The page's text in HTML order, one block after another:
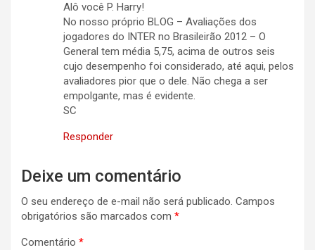
Alô você P. Harry!
No nosso próprio BLOG – Avaliações dos
jogadores do INTER no Brasileirão 2012 – O
General tem média 5,75, acima de outros seis
cujo desempenho foi considerado, até aqui, pelos
avaliadores pior que o dele. Não chega a ser
empolgante, mas é evidente.
SC
Responder
Deixe um comentário
O seu endereço de e-mail não será publicado. Campos
obrigatórios são marcados com *
Comentário *